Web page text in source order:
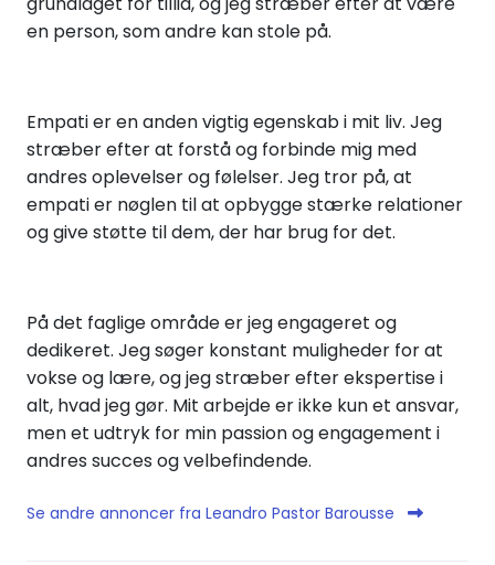
en person, som andre kan stole på.
Empati er en anden vigtig egenskab i mit liv. Jeg
stræber efter at forstå og forbinde mig med
andres oplevelser og følelser. Jeg tror på, at
empati er nøglen til at opbygge stærke relationer
og give støtte til dem, der har brug for det.
På det faglige område er jeg engageret og
dedikeret. Jeg søger konstant muligheder for at
vokse og lære, og jeg stræber efter ekspertise i
alt, hvad jeg gør. Mit arbejde er ikke kun et ansvar,
men et udtryk for min passion og engagement i
andres succes og velbefindende.
Se andre annoncer fra Leandro Pastor Barousse